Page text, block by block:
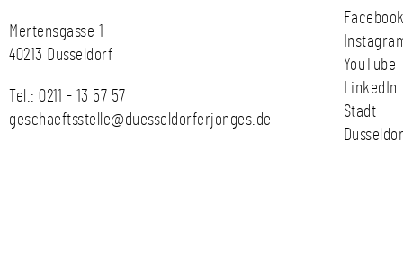
Mertensgasse 1
40213 Düsseldorf
Tel.: 0211 - 13 57 57
geschaeftsstelle@duesseldorferjonges.de
YouTube
LinkedIn
Stadt